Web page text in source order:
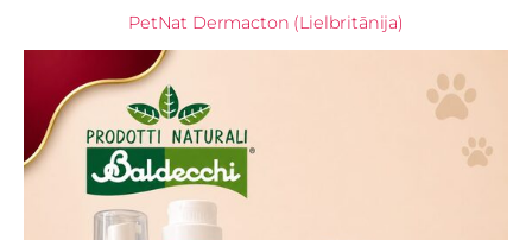
PetNat Dermacton (Lielbritānija)